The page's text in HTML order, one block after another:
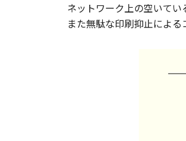
ネットワーク上の空いて
また無駄な印刷抑止による